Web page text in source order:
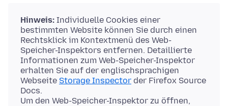
Hinweis: Individuelle Cookies einer
bestimmten Website können Sie durch einen
Rechtsklick im Kontextmenü des Web-
Speicher-Inspektors entfernen. Detaillierte
Informationen zum Web-Speicher-Inspektor
erhalten Sie auf der englischsprachigen
Webseite Storage Inspector der Firefox Source
Docs.
Um den Web-Speicher-Inspektor zu öffnen,